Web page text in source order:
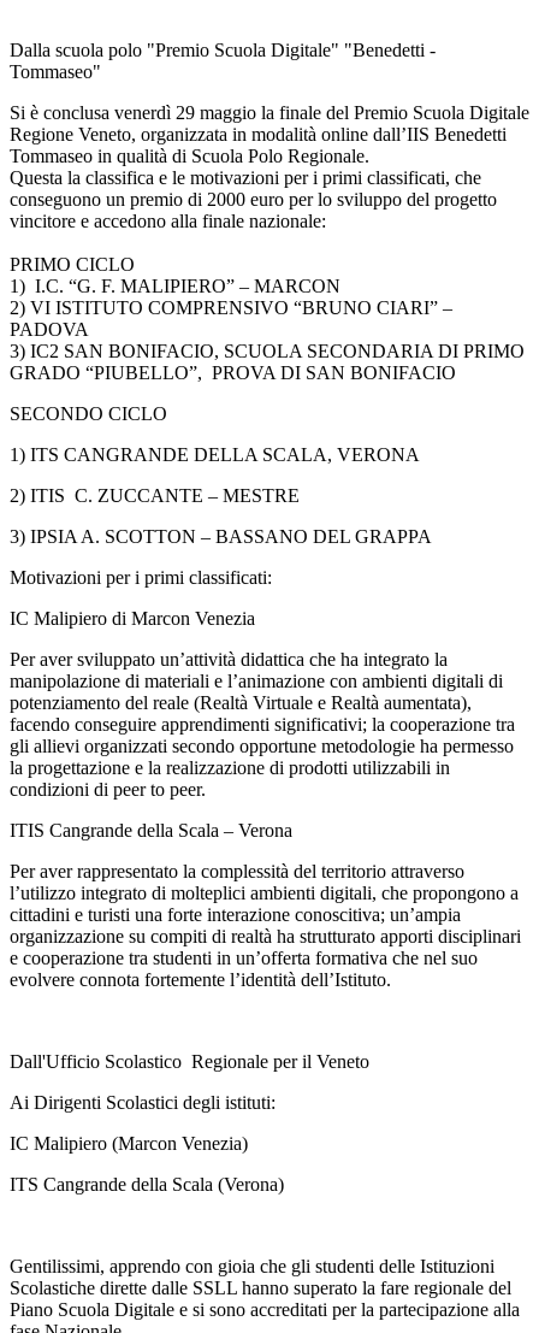
Dalla scuola polo "Premio Scuola Digitale" "Benedetti -
Tommaseo"
Si è conclusa venerdì 29 maggio la finale del Premio Scuola Digitale
Regione Veneto, organizzata in modalità online dall’IIS Benedetti
Tommaseo in qualità di Scuola Polo Regionale.
Questa la classifica e le motivazioni per i primi classificati, che
conseguono un premio di 2000 euro per lo sviluppo del progetto
vincitore e accedono alla finale nazionale:
PRIMO CICLO
1) I.C. “G. F. MALIPIERO” – MARCON
2) VI ISTITUTO COMPRENSIVO “BRUNO CIARI” –
PADOVA
3) IC2 SAN BONIFACIO, SCUOLA SECONDARIA DI PRIMO
GRADO “PIUBELLO”, PROVA DI SAN BONIFACIO
SECONDO CICLO
1) ITS CANGRANDE DELLA SCALA, VERONA
2) ITIS C. ZUCCANTE – MESTRE
3) IPSIA A. SCOTTON – BASSANO DEL GRAPPA
Motivazioni per i primi classificati:
IC Malipiero di Marcon Venezia
Per aver sviluppato un’attività didattica che ha integrato la
manipolazione di materiali e l’animazione con ambienti digitali di
potenziamento del reale (Realtà Virtuale e Realtà aumentata),
facendo conseguire apprendimenti significativi; la cooperazione tra
gli allievi organizzati secondo opportune metodologie ha permesso
la progettazione e la realizzazione di prodotti utilizzabili in
condizioni di peer to peer.
ITIS Cangrande della Scala – Verona
Per aver rappresentato la complessità del territorio attraverso
l’utilizzo integrato di molteplici ambienti digitali, che propongono a
cittadini e turisti una forte interazione conoscitiva; un’ampia
organizzazione su compiti di realtà ha strutturato apporti disciplinari
e cooperazione tra studenti in un’offerta formativa che nel suo
evolvere connota fortemente l’identità dell’Istituto.
Dall'Ufficio Scolastico Regionale per il Veneto
Ai Dirigenti Scolastici degli istituti:
IC Malipiero (Marcon Venezia)
ITS Cangrande della Scala (Verona)
Gentilissimi, apprendo con gioia che gli studenti delle Istituzioni
Scolastiche dirette dalle SSLL hanno superato la fare regionale del
Piano Scuola Digitale e si sono accreditati per la partecipazione alla